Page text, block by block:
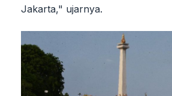
Jakarta," ujarnya.